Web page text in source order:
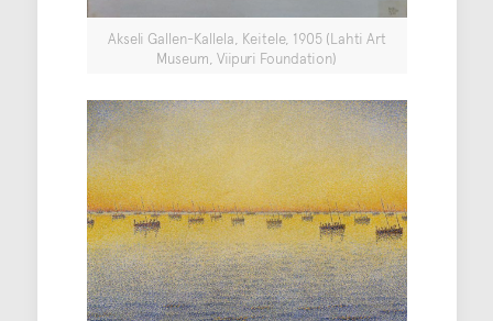
Akseli Gallen-Kallela, Keitele, 1905 (Lahti Art
Museum, Viipuri Foundation)